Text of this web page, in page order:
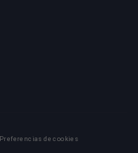
Preferencias de cookies